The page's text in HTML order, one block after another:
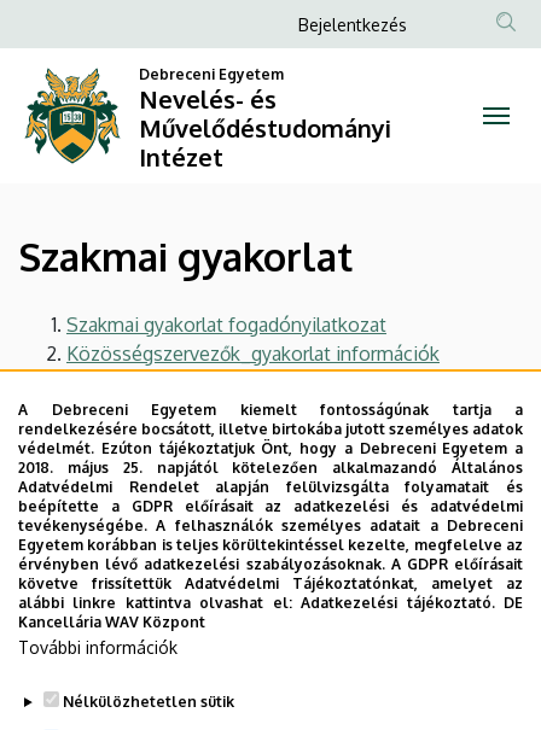
gyakorlat
Nevelés-
Művelődéstudományi
Intézet
a
tartalomra
Anonim
menüje
Bejelentkezés
Debreceni Egyetem
Nevelés- és
Művelődéstudományi
Intézet
Szakmai gyakorlat
Szakmai gyakorlat fogadónyilatkozat
Közösségszervezők_gyakorlat információk
Legutóbbi frissítés: 2023. 06. 08. 13:06
A Debreceni Egyetem kiemelt fontosságúnak tartja a
rendelkezésére bocsátott, illetve birtokába jutott személyes adatok
védelmét. Ezúton tájékoztatjuk Önt, hogy a Debreceni Egyetem a
2018. május 25. napjától kötelezően alkalmazandó Általános
Adatvédelmi Rendelet alapján felülvizsgálta folyamatait és
beépítette a GDPR előírásait az adatkezelési és adatvédelmi
tevékenységébe. A felhasználók személyes adatait a Debreceni
Egyetem korábban is teljes körültekintéssel kezelte, megfelelve az
érvényben lévő adatkezelési szabályozásoknak. A GDPR előírásait
követve frissítettük Adatvédelmi Tájékoztatónkat, amelyet az
alábbi linkre kattintva olvashat el:Adatkezelési tájékoztató. DE
Kancellária WAV Központ
További információk
Nélkülözhetetlen sütik